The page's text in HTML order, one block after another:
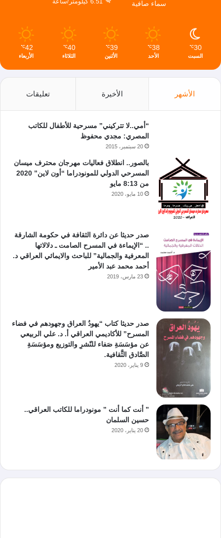
سماء صافية
6.51 كيلومتر/ساعة
30
℃
السبت
38
℃
الأحد
39
℃
الأثنين
40
℃
الثلاثاء
42
℃
الأربعاء
الأشهر الأخيرة تعليقات
“أمي..لا تتركيني” مسرحية للأطفال للكاتب
المصري: مجدي محفوظ
20 سبتمبر، 2015
بالصور.. انطلاق فعاليات مهرجان محترف ميسان
المسرحي الدولي للمونودراما “أون لاين” 2020
من 8:13 مايو
10 مايو، 2020
صدر حديثا عن دائرة الثقافة في حكومة الشارقة
.. “الإيماءة في المسرح الصامت ـ دلالاتها
المعرفية والجمالية” للباحث والايمائي العراقي د.
أحمد محمد عبد الأمير
23 مارس، 2019
صدر حديثا كتاب “يهودُ العراق وجهودهم في فضاء
المسرح” للأكاديمي العراقي أ. د. علي الربيعي
عن مؤسَسَةِ صَفاء للنّشرِ والتوزيع ومؤسَسَةِ
الصَّادق الثَّقافية.
9 يناير، 2020
” أنت كما أنت ” مونودراما للكاتب العراقي..
حسين السلمان
20 يناير، 2020